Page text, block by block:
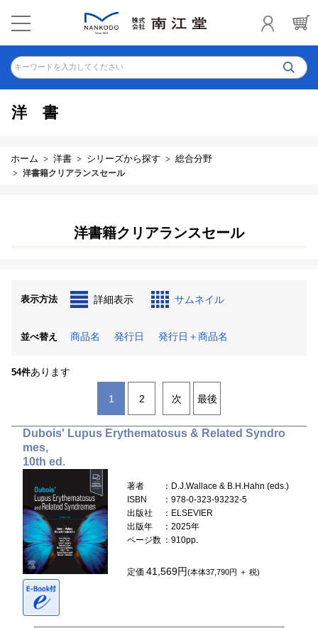
キーワードを入力してください
洋書
ホーム 洋書 シリーズから探す 総合分野
洋書籍クリアランスセール
洋書籍クリアランスセール
表示方法 詳細表示 サムネイル
並べ替え 商品名 発行日 発行日＋商品名
54件あります
1 2 次 最後
Dubois' Lupus Erythematosus & Related Syndro
mes,
10th ed.
著者
：D.J.Wallace & B.H.Hahn (eds.)
ISBN
：978-0-323-93232-5
出版社
：ELSEVIER
出版年
：2025年
ページ数 ：910pp.
定価41,569円(本体37,790円 ＋ 税)